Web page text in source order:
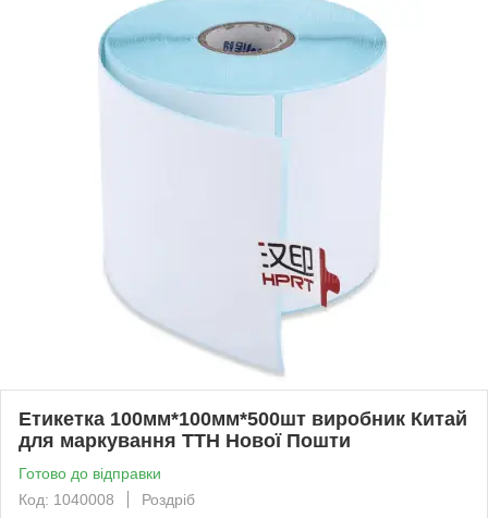
Етикетка 100мм*100мм*500шт виробник Китай
для маркування ТТН Нової Пошти
Готово до відправки
Код: 1040008
Роздріб